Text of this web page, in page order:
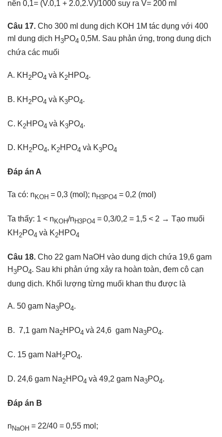
nên 0,1= (V.0,1 + 2.0,2.V)/1000 suy ra V= 200 ml
Câu 17. Cho 300 ml dung dịch KOH 1M tác dụng với 400
ml dung dịch H 3PO4 0,5M. Sau phản ứng, trong dung dịch
chứa các muối
A. KH 2PO4 và K2HPO4.
B. KH 2PO4 và K3PO4.
C. K2HPO4 và K3PO4.
D. KH 2PO4, K2HPO4 và K3PO4
Đáp án A
Ta có: n KOH = 0,3 (mol); n H3PO4 = 0,2 (mol)
Ta thấy: 1 < n KOH/n H3PO4 = 0,3/0,2 = 1,5 < 2 → Tạo muối
KH 2PO4 và K2HPO4
Câu 18. Cho 22 gam NaOH vào dung dịch chứa 19,6 gam
H 3PO4. Sau khi phản ứng xảy ra hoàn toàn, đem cô cạn
dung dịch. Khối lượng từng muối khan thu được là
A. 50 gam Na3PO4.
B. 7,1 gam Na2HPO4 và 24,6 gam Na3PO4.
C. 15 gam NaH 2PO4.
D. 24,6 gam Na2HPO4 và 49,2 gam Na3PO4.
Đáp án B
n NaOH = 22/40 = 0,55 mol;